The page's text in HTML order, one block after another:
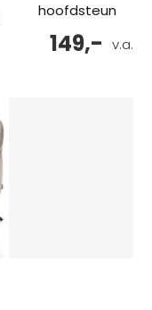
hoofdsteun
v.a.
149,-